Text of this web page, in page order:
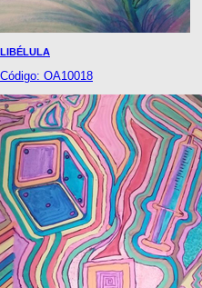
LIBÉLULA
Código: OA10018